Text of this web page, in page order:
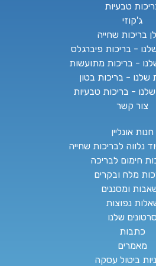
טבעיות
ג'קוזי
בריכות שחייה
- בריכות פיברגלס
- בריכות מתועשות
שלנו - בריכות בטון
- בריכות טבעיות
צור קשר
חנות אונליין
נלווה לבריכות שחייה
חימום לבריכה
מלח ובקרים
ומסננים
נפוצות
סרטונים שלנו
כתבות
מאמרים
ביטול עסקה